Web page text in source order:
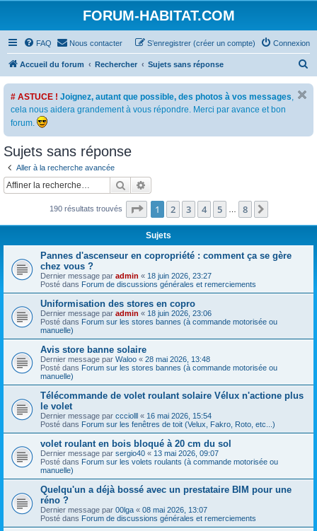
FORUM-HABITAT.COM
FAQ Nous contacter Connexion
S’enregistrer (créer un compte)
Accueil du forum Rechercher Sujets sans réponse
e
# ASTUCE ! Joignez, autant que possible, des photos à vos messages,
cela nous aidera grandement à vous répondre. Merci par avance et bon
forum.
Sujets sans réponse
Aller à la recherche avancée
Rechercher
190 résultats trouvés Page 1sur8
1 2 3 4 5 8
Sujets
Pannes d'ascenseur en copropriété : comment ça se gère
chez vous ?
Dernier message par admin « 18 juin 2026, 23:27
Posté dans Forum de discussions générales et remerciements
Uniformisation des stores en copro
Dernier message par admin « 18 juin 2026, 23:06
Posté dans Forum sur les stores bannes (à commande motorisée ou
manuelle)
Avis store banne solaire
Dernier message par Waloo « 28 mai 2026, 13:48
Posté dans Forum sur les stores bannes (à commande motorisée ou
manuelle)
Télécommande de volet roulant solaire Vélux n'actione plus
le volet
Dernier message par ccciolll « 16 mai 2026, 15:54
Posté dans Forum sur les fenêtres de toit (Velux, Fakro, Roto, etc...)
volet roulant en bois bloqué à 20 cm du sol
Dernier message par sergio40 « 13 mai 2026, 09:07
Posté dans Forum sur les volets roulants (à commande motorisée ou
manuelle)
Quelqu'un a déjà bossé avec un prestataire BIM pour une
réno ?
Dernier message par 00lga « 08 mai 2026, 13:07
Posté dans Forum de discussions générales et remerciements